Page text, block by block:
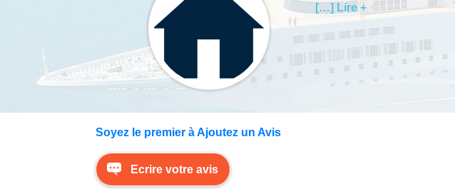
[…] Lire +
Soyez le premier à Ajoutez un Avis
Ecrire votre avis